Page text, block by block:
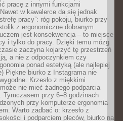
pracę z innymi funkcjami
w kawalerce da się jednak
pracy”: róg pokoju, biurko przy
z ergonomiczne dobranym
jest konsekwencja – to miejsce
i tylko do pracy. Dzięki temu mózg
zaczyna kojarzyć tę przestrzeń
a nie z odpoczynkiem czy
ponad estetyką (ale najlepiej
Piękne biurko z Instagrama nie
Krzesło z miękkimi
nie mieć żadnego podparcia
Tymczasem przy 6–8 godzinach
przy komputerze ergonomia
Warto zadbać o: krzesło z
i podparciem pleców, biurko na